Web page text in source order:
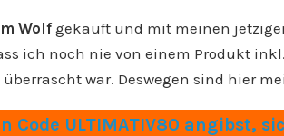
Wolfgekauft und mit meinen
ich noch nie von einem Produkt
war. Deswegen sind hier
Code ULTIMATIV80 angibst,